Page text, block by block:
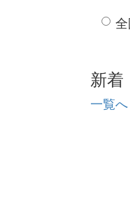
新着
一覧へ